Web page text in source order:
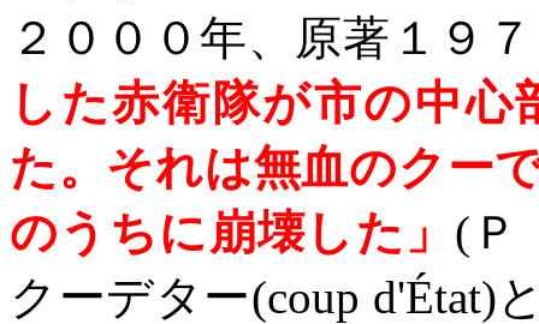
２０００年、原著１９
した赤衛隊が市の中
た。それは無血のクー
のうちに崩壊した」 ( Ｐ
クーデター(coup d'État)